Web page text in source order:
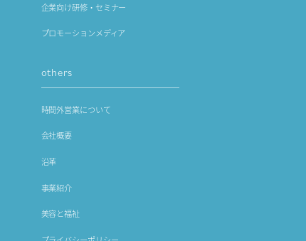
企業向け研修・セミナー
プロモーションメディア
others
時間外営業について
会社概要
沿革
事業紹介
美容と福祉